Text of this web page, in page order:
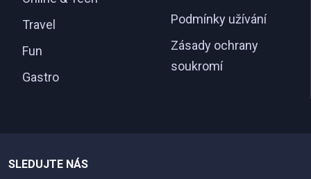
Travel
Fun
Gastro
Podmínky užívání
Zásady ochrany
soukromí
SLEDUJTE NÁS